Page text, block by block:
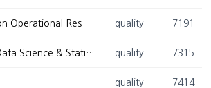
[2025. 06. 22. - 2025. 06. 25.] 김광재 교수님, European Conference on Operational Research 참석 quality 7191
[2025. 06. 16. - 2025. 06. 18.] 김광재 교수님, World Conference on Data Science & Statistics 참석 quality 7315
quality 7414